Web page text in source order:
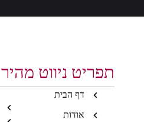
תפריט ניווט מהיר
דף הבית
אודות